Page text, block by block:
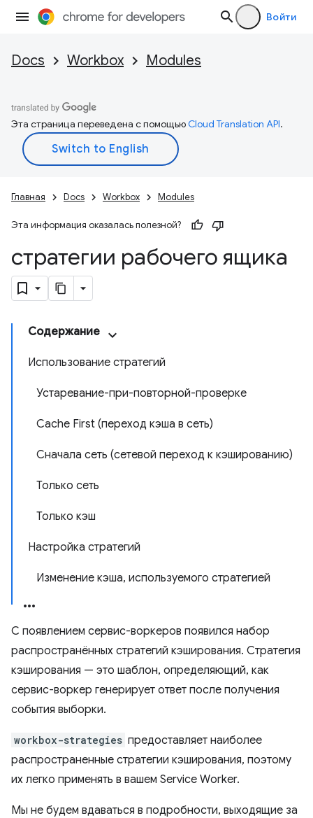
Войти
Docs Workbox Modules
Эта страница переведена с помощьюCloud Translation API.
Главная Docs Workbox Modules
Эта информация оказалась полезной?
стратегии рабочего ящика
Содержание
Использование стратегий
Устаревание-при-повторной-проверке
Cache First (переход кэша в сеть)
Сначала сеть (сетевой переход к кэшированию)
Только сеть
Только кэш
Настройка стратегий
Изменение кэша, используемого стратегией
С появлением сервис-воркеров появился набор
распространённых стратегий кэширования. Стратегия
кэширования — это шаблон, определяющий, как
сервис-воркер генерирует ответ после получения
события выборки.
workbox-strategies предоставляет наиболее
распространенные стратегии кэширования, поэтому
их легко применять в вашем Service Worker.
Мы не будем вдаваться в подробности, выходящие за